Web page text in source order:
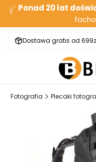
✅ Ponad 20 lat
Dostawa gratis od
Fotografia Plecaki